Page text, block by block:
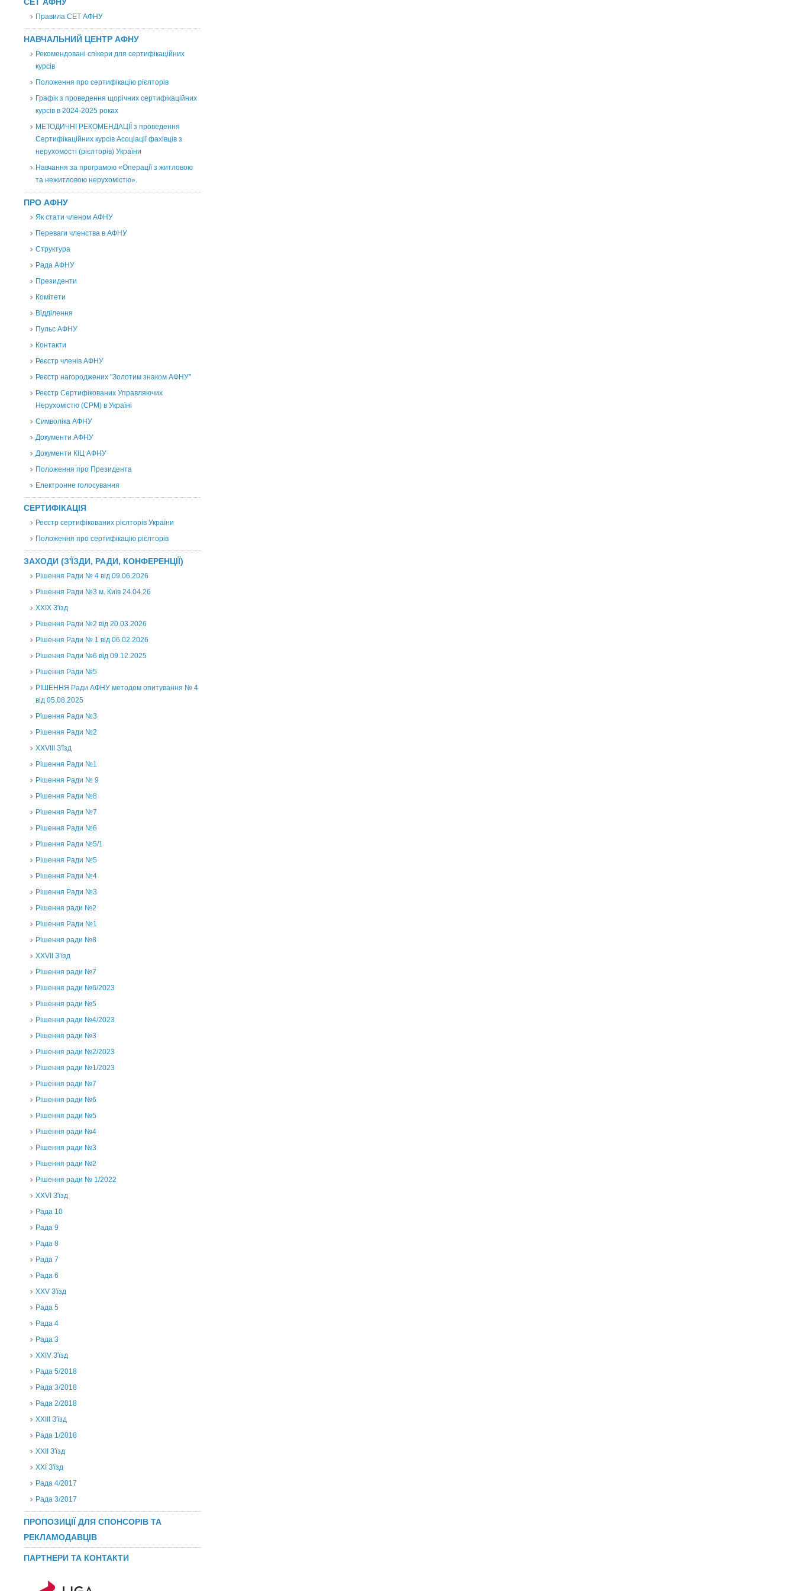
Правила СЕТ АФНУ
НАВЧАЛЬНИЙ ЦЕНТР АФНУ
Рекомендовані спікери для сертифікаційних
курсів
Положення про сертифікацію рієлторів
Графік з проведення щорічних сертифікаційних
курсів в 2024-2025 роках
МЕТОДИЧНІ РЕКОМЕНДАЦІЇ з проведення
Сертифікаційних курсів Асоціації фахівців з
нерухомості (рієлторів) України
Навчання за програмою «Операції з житловою
та нежитловою нерухомістю».
ПРО АФНУ
Як стати членом АФНУ
Переваги членства в АФНУ
Структура
Рада АФНУ
Президенти
Комітети
Відділення
Пульс АФНУ
Контакти
Реєстр членів АФНУ
Реєстр нагороджених "Золотим знаком АФНУ"
Реєстр Сертифікованих Управляючих
Нерухомістю (CPM) в Україні
Символіка АФНУ
Документи АФНУ
Документи КІЦ АФНУ
Положення про Президента
Електронне голосування
СЕРТИФІКАЦІЯ
Реєстр сертифікованих рієлторів України
Положення про сертифікацію рієлторів
ЗАХОДИ (З'ЇЗДИ, РАДИ, КОНФЕРЕНЦІЇ)
Рішення Ради № 4 від 09.06.2026
Рішення Ради №3 м. Київ 24.04.26
XXІХ З'їзд
Рішення Ради №2 від 20.03.2026
Рішення Ради № 1 від 06.02.2026
Рішення Ради №6 від 09.12.2025
Рішення Ради №5
РІШЕННЯ Ради АФНУ методом опитування № 4
від 05.08.2025
Рішення Ради №3
Рішення Ради №2
XXVIII З'їзд
Рішення Ради №1
Рішення Ради № 9
Рішення Ради №8
Рішення Ради №7
Рішення Ради №6
Рішення Ради №5/1
Рішення Ради №5
Рішення Ради №4
Рішення Ради №3
Рішення ради №2
Рішення Ради №1
Рішення ради №8
ХХVII З’їзд
Рішення ради №7
Рішення ради №6/2023
Рішення ради №5
Рішення ради №4/2023
Рішення ради №3
Рішення ради №2/2023
Рішення ради №1/2023
Рішення ради №7
Рішення ради №6
Рішення ради №5
Рішення ради №4
Рішення ради №3
Рішення ради №2
Рішення ради № 1/2022
XXVI З'їзд
Рада 10
Рада 9
Рада 8
Рада 7
Рада 6
XXV З'їзд
Рада 5
Рада 4
Рада 3
ХХIV З'їзд
Рада 5/2018
Рада 3/2018
Рада 2/2018
XXIII З'їзд
Рада 1/2018
ХХІІ З'їзд
XXI З'їзд
Рада 4/2017
Рада 3/2017
ПРОПОЗИЦІЇ ДЛЯ СПОНСОРІВ ТА
РЕКЛАМОДАВЦІВ
ПАРТНЕРИ ТА КОНТАКТИ